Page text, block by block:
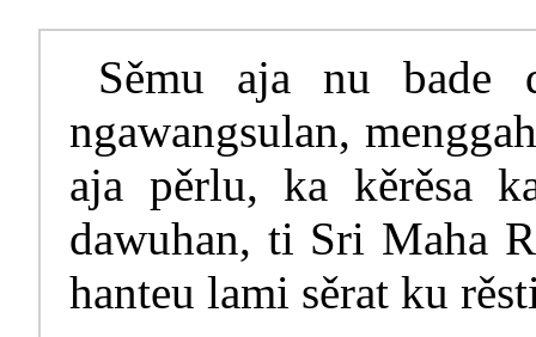
Sěmu aja nu bade
ngawangsulan,
aja pěrlu, ka kěrěsa
dawuhan, ti Sri Maha
hanteu lami sěrat ku